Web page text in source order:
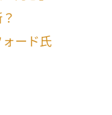
ード氏